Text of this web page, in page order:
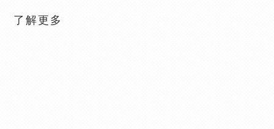
了解更多